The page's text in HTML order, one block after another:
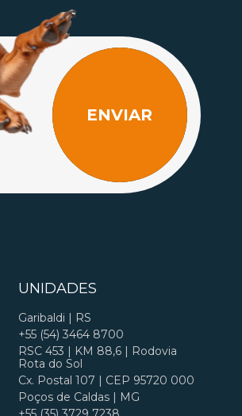
ENVIAR
UNIDADES
Garibaldi | RS
+55 (54) 3464 8700
RSC 453 | KM 88,6 | Rodovia
Rota do Sol
Cx. Postal 107 | CEP 95720 000
Poços de Caldas | MG